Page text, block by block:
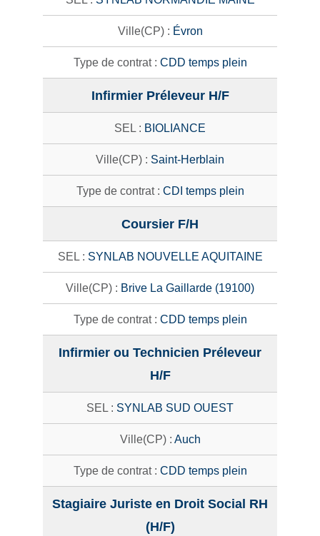
Évron
CDD temps plein
Infirmier Préleveur H/F
BIOLIANCE
Saint-Herblain
CDI temps plein
Coursier F/H
SYNLAB NOUVELLE AQUITAINE
Brive La Gaillarde (19100)
CDD temps plein
Infirmier ou Technicien Préleveur
H/F
SYNLAB SUD OUEST
Auch
CDD temps plein
Stagiaire Juriste en Droit Social RH
(H/F)